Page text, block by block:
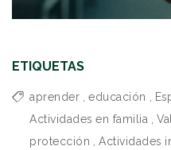
ETIQUETAS
aprender , educación ,
Actividades en familia ,
protección , Actividades